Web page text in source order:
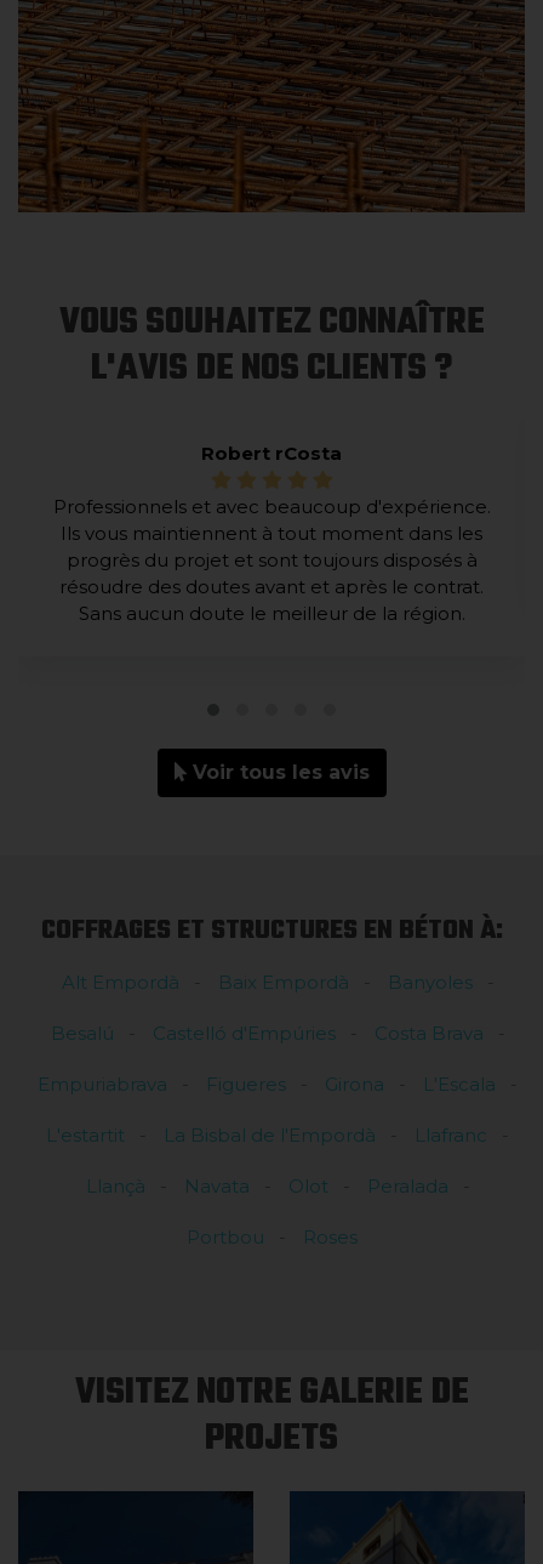
VOUS SOUHAITEZ CONNAÎTRE
L'AVIS DE NOS CLIENTS ?
Robert rCosta
Professionnels et avec beaucoup d'expérience.
Ils vous maintiennent à tout moment dans les
progrès du projet et sont toujours disposés à
résoudre des doutes avant et après le contrat.
Sans aucun doute le meilleur de la région.
Voir tous les avis
COFFRAGES ET STRUCTURES EN BÉTON À:
Alt Empordà Baix Empordà Banyoles
Besalú Castelló d'Empúries Costa Brava
Empuriabrava Figueres Girona L'Escala
L'estartit La Bisbal de l'Empordà Llafranc
Llançà Navata Olot Peralada
Portbou Roses
VISITEZ NOTRE GALERIE DE
PROJETS